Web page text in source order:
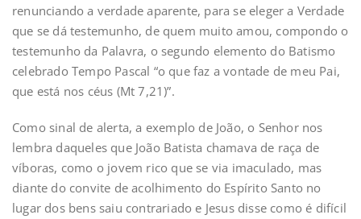
renunciando a verdade aparente, para se eleger a Verdade
que se dá testemunho, de quem muito amou, compondo o
testemunho da Palavra, o segundo elemento do Batismo
celebrado Tempo Pascal “o que faz a vontade de meu Pai,
que está nos céus (Mt 7,21)”.
Como sinal de alerta, a exemplo de João, o Senhor nos
lembra daqueles que João Batista chamava de raça de
víboras, como o jovem rico que se via imaculado, mas
diante do convite de acolhimento do Espírito Santo no
lugar dos bens saiu contrariado e Jesus disse como é difícil